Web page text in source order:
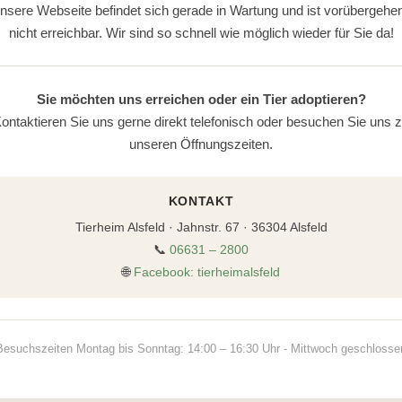
Webseite befindet sich gerade in Wartung und ist
nicht erreichbar. Wir sind so schnell wie möglich wieder für Sie da!
Sie möchten uns erreichen oder ein Tier adoptieren?
Sie uns gerne direkt telefonisch oder besuchen Sie uns
unseren Öffnungszeiten.
KONTAKT
Tierheim Alsfeld · Jahnstr. 67 · 36304 Alsfeld
📞 06631 – 2800
🌐 Facebook: tierheimalsfeld
Montag bis Sonntag: 14:00 – 16:30 Uhr - Mittwoch